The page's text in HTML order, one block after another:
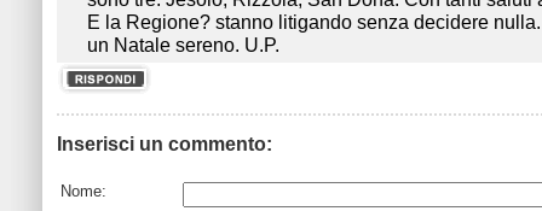
E la Regione? stanno litigando senza decidere
un Natale sereno. U.P.
Inserisci un commento:
Nome: